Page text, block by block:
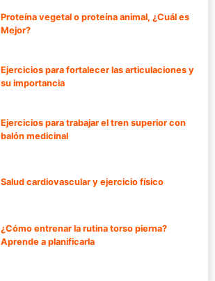
Proteína vegetal o proteína animal, ¿Cuál es
Mejor?
Ejercicios para fortalecer las articulaciones y
su importancia
Ejercicios para trabajar el tren superior con
balón medicinal
Salud cardiovascular y ejercicio físico
¿Cómo entrenar la rutina torso pierna?
Aprende a planificarla